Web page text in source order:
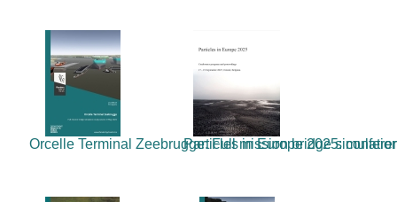
Orcelle Terminal Zeebrugge: Full mission bridge
Particles in Europe 2025: